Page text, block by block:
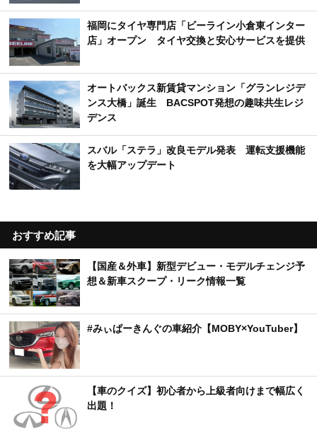
福岡にタイヤ専門店「ビーライン小倉東インター
店」オープン タイヤ交換と安心サービスを提供
オートバックス新賃貸マンション「グランレジデ
ンス大橋」誕生 BACSPOT発想の趣味共生レジ
デンス
スバル「ステラ」改良モデル発表 運転支援機能
を大幅アップデート
おすすめ記事
【国産＆外車】新型デビュー・モデルチェンジ予
想＆新車スクープ・リーク情報一覧
#みぃぱーきんぐの車紹介【MOBY×YouTuber】
【車のクイズ】初心者から上級者向けまで幅広く
出題！